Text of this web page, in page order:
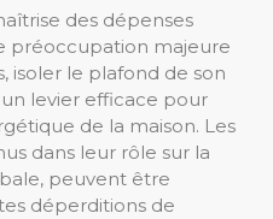
des dépenses
préoccupation majeure
isoler le plafond de son
levier efficace pour
de la maison. Les
dans leur rôle sur la
peuvent être
déperditions de